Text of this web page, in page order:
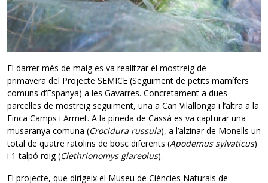
El darrer més de maig es va realitzar el mostreig de
primavera del Projecte SEMICE (Seguiment de petits mamífers
comuns d’Espanya) a les Gavarres. Concretament a dues
parcel·les de mostreig seguiment, una a Can Vilallonga i l’altra a la
Finca Camps i Armet. A la pineda de Cassà es va capturar una
musaranya comuna (Crocidura russula), a l’alzinar de Monells un
total de quatre ratolins de bosc diferents (Apodemus sylvaticus)
i 1 talpó roig (Clethrionomys glareolus).
El projecte, que dirigeix el Museu de Ciències Naturals de